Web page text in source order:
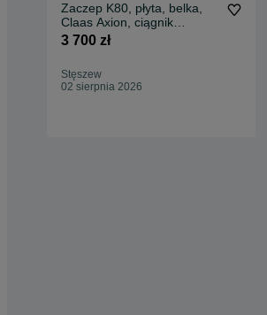
Zaczep K80, płyta, belka,
Claas Axion, ciągnik
rolniczy, traktor
3 700 zł
Stęszew
02 sierpnia 2026